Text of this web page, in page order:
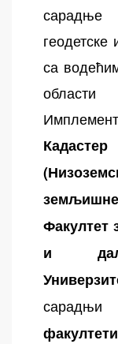
са
области
Факултет
и